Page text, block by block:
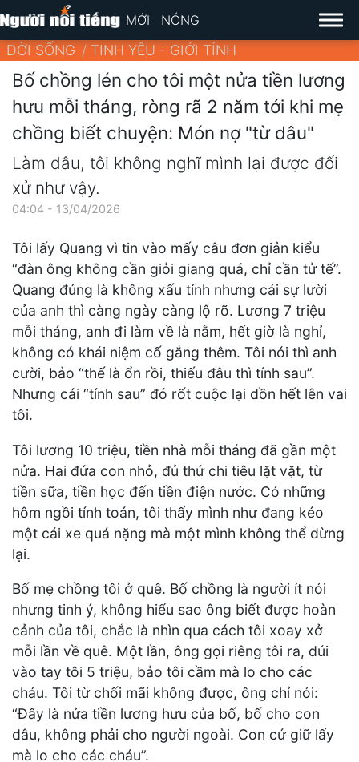
MỚI NÓNG
ĐỜI SỐNG TINH YÊU - GIỚI TÍNH
Bố chồng lén cho tôi một nửa tiền lương
hưu mỗi tháng, ròng rã 2 năm tới khi mẹ
chồng biết chuyện: Món nợ "từ dâu"
Làm dâu, tôi không nghĩ mình lại được đối
xử như vậy.
04:04 - 13/04/2026
Tôi lấy Quang vì tin vào mấy câu đơn giản kiểu
“đàn ông không cần giỏi giang quá, chỉ cần tử tế”.
Quang đúng là không xấu tính nhưng cái sự lười
của anh thì càng ngày càng lộ rõ. Lương 7 triệu
mỗi tháng, anh đi làm về là nằm, hết giờ là nghỉ,
không có khái niệm cố gắng thêm. Tôi nói thì anh
cười, bảo “thế là ổn rồi, thiếu đâu thì tính sau”.
Nhưng cái “tính sau” đó rốt cuộc lại dồn hết lên vai
tôi.
Tôi lương 10 triệu, tiền nhà mỗi tháng đã gần một
nửa. Hai đứa con nhỏ, đủ thứ chi tiêu lặt vặt, từ
tiền sữa, tiền học đến tiền điện nước. Có những
hôm ngồi tính toán, tôi thấy mình như đang kéo
một cái xe quá nặng mà một mình không thể dừng
lại.
Bố mẹ chồng tôi ở quê. Bố chồng là người ít nói
nhưng tinh ý, không hiểu sao ông biết được hoàn
cảnh của tôi, chắc là nhìn qua cách tôi xoay xở
mỗi lần về quê. Một lần, ông gọi riêng tôi ra, dúi
vào tay tôi 5 triệu, bảo tôi cầm mà lo cho các
cháu. Tôi từ chối mãi không được, ông chỉ nói:
“Đây là nửa tiền lương hưu của bố, bố cho con
dâu, không phải cho người ngoài. Con cứ giữ lấy
mà lo cho các cháu”.